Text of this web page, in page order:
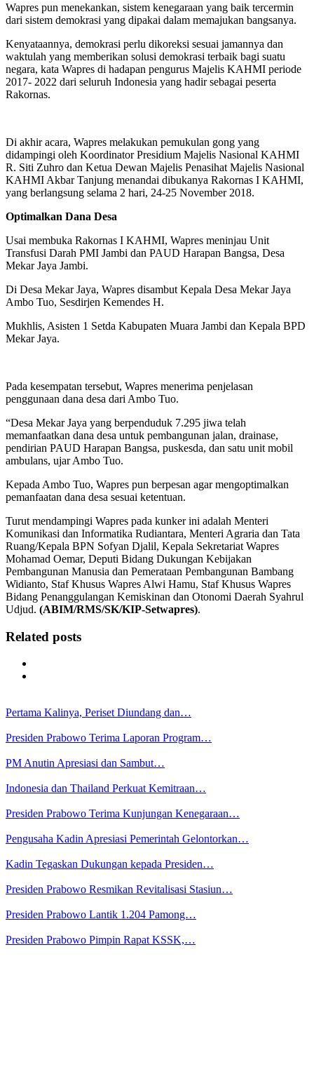
Wapres pun menekankan, sistem kenegaraan yang baik tercermin
dari sistem demokrasi yang dipakai dalam memajukan bangsanya.
Kenyataannya, demokrasi perlu dikoreksi sesuai jamannya dan
waktulah yang memberikan solusi demokrasi terbaik bagi suatu
negara, kata Wapres di hadapan pengurus Majelis KAHMI periode
2017- 2022 dari seluruh Indonesia yang hadir sebagai peserta
Rakornas.
Di akhir acara, Wapres melakukan pemukulan gong yang
didampingi oleh Koordinator Presidium Majelis Nasional KAHMI
R. Siti Zuhro dan Ketua Dewan Majelis Penasihat Majelis Nasional
KAHMI Akbar Tanjung menandai dibukanya Rakornas I KAHMI,
yang berlangsung selama 2 hari, 24-25 November 2018.
Optimalkan Dana Desa
Usai membuka Rakornas I KAHMI, Wapres meninjau Unit
Transfusi Darah PMI Jambi dan PAUD Harapan Bangsa, Desa
Mekar Jaya Jambi.
Di Desa Mekar Jaya, Wapres disambut Kepala Desa Mekar Jaya
Ambo Tuo, Sesdirjen Kemendes H.
Mukhlis, Asisten 1 Setda Kabupaten Muara Jambi dan Kepala BPD
Mekar Jaya.
Pada kesempatan tersebut, Wapres menerima penjelasan
penggunaan dana desa dari Ambo Tuo.
“Desa Mekar Jaya yang berpenduduk 7.295 jiwa telah
memanfaatkan dana desa untuk pembangunan jalan, drainase,
pendirian PAUD Harapan Bangsa, puskesda, dan satu unit mobil
ambulans, ujar Ambo Tuo.
Kepada Ambo Tuo, Wapres pun berpesan agar mengoptimalkan
pemanfaatan dana desa sesuai ketentuan.
Turut mendampingi Wapres pada kunker ini adalah Menteri
Komunikasi dan Informatika Rudiantara, Menteri Agraria dan Tata
Ruang/Kepala BPN Sofyan Djalil, Kepala Sekretariat Wapres
Mohamad Oemar, Deputi Bidang Dukungan Kebijakan
Pembangunan Manusia dan Pemerataan Pembangunan Bambang
Widianto, Staf Khusus Wapres Alwi Hamu, Staf Khusus Wapres
Bidang Penanggulangan Kemiskinan dan Otonomi Daerah Syahrul
Udjud. (ABIM/RMS/SK/KIP-Setwapres).
Related posts
Pertama Kalinya, Periset Diundang dan…
Presiden Prabowo Terima Laporan Program…
PM Anutin Apresiasi dan Sambut…
Indonesia dan Thailand Perkuat Kemitraan…
Presiden Prabowo Terima Kunjungan Kenegaraan…
Pengusaha Kadin Apresiasi Pemerintah Gelontorkan…
Kadin Tegaskan Dukungan kepada Presiden…
Presiden Prabowo Resmikan Revitalisasi Stasiun…
Presiden Prabowo Lantik 1.204 Pamong…
Presiden Prabowo Pimpin Rapat KSSK,…